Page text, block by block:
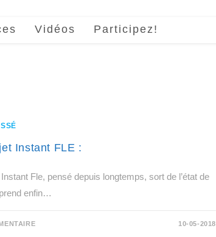
Vidéos Participez!
Instant FLE :
Fle, pensé depuis longtemps, sort de l’état de
enfin…
10-05-2018